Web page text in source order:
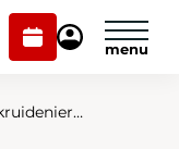
Plan
onderhoud
Mijn